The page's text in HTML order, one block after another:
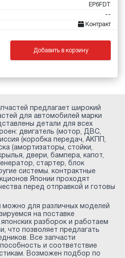
EP6FDT
--
Контракт
Добавить в корзину
предлагает широкий
для автомобилей марки
детали для всех
двигатель (мотор, ДВС,
(коробка передач, АКПП,
(амортизаторы, стойки,
двери, бампера, капот,
стартер, блок
системы. контрактные
Японии проходят
перед отправкой и готовы
можно для различных моделей
на поставке
разборок и работаем
что позволяет предлагать
Все запчасти
и соответствие
Возможен подбор по